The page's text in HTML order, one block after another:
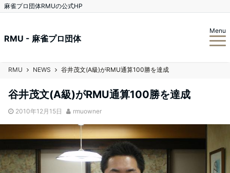
麻雀プロ団体RMUの公式HP
RMU - 麻雀プロ団体
Menu
RMU NEWS 谷井茂文(A級)がRMU通算100勝を達成
谷井茂文(A級)がRMU通算100勝を達成
2010年12月15日 rmuowner